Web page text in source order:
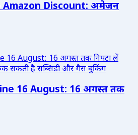
Amazon Discount: अमेजन
16 August: 16 अगस्त तक